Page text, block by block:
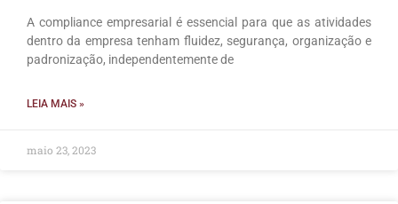
A compliance empresarial é essencial para que as atividades
dentro da empresa tenham fluidez, segurança, organização e
padronização, independentemente de
LEIA MAIS »
maio 23, 2023